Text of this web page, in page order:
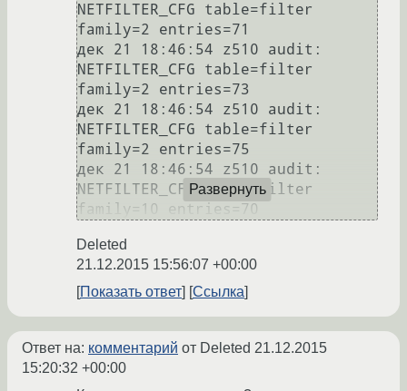
NETFILTER_CFG table=filter
family=2 entries=71
дек 21 18:46:54 z510 audit:
NETFILTER_CFG table=filter
family=2 entries=73
дек 21 18:46:54 z510 audit:
NETFILTER_CFG table=filter
family=2 entries=75
дек 21 18:46:54 z510 audit:
NETFILTER_CFG table=filter
Развернуть
Deleted
21.12.2015 15:56:07 +00:00
Показать ответ
Ссылка
Ответ на: комментарий от Deleted 21.12.2015
15:20:32 +00:00